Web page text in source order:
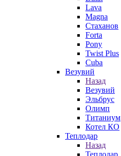
Lava
Magna
Стаханов
Forta
Pony
Twist Plus
Cuba
Везувий
Назад
Везувий
Эльбрус
Олимп
Титаниум
Котел КО
Теплодар
Назад
Теплодар